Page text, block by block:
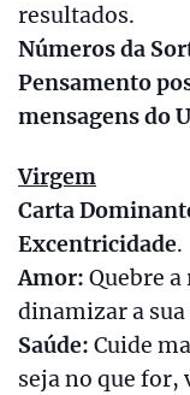
resultados.
Números da
Pensamento
mensagens do
Virgem
Carta
Excentricidade.
Amor: Quebre
dinamizar a sua
Saúde: Cuide
seja no que for,